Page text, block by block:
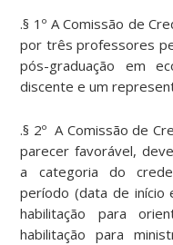
.§ 1º A Comissão de
por três professores
pós-graduação em
discente e um
.§ 2º A Comissão de
parecer favorável,
a categoria do
período (data de início
habilitação para
habilitação para